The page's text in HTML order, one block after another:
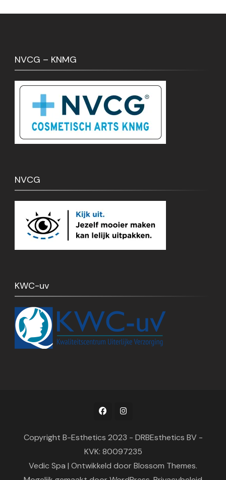
NVCG – KNMG
NVCG
KWC-uv
Copyright B-Esthetics 2023 - DRBEsthetics BV -
KVK: 80097235
Vedic Spa | Ontwikkeld door Blossom Themes.